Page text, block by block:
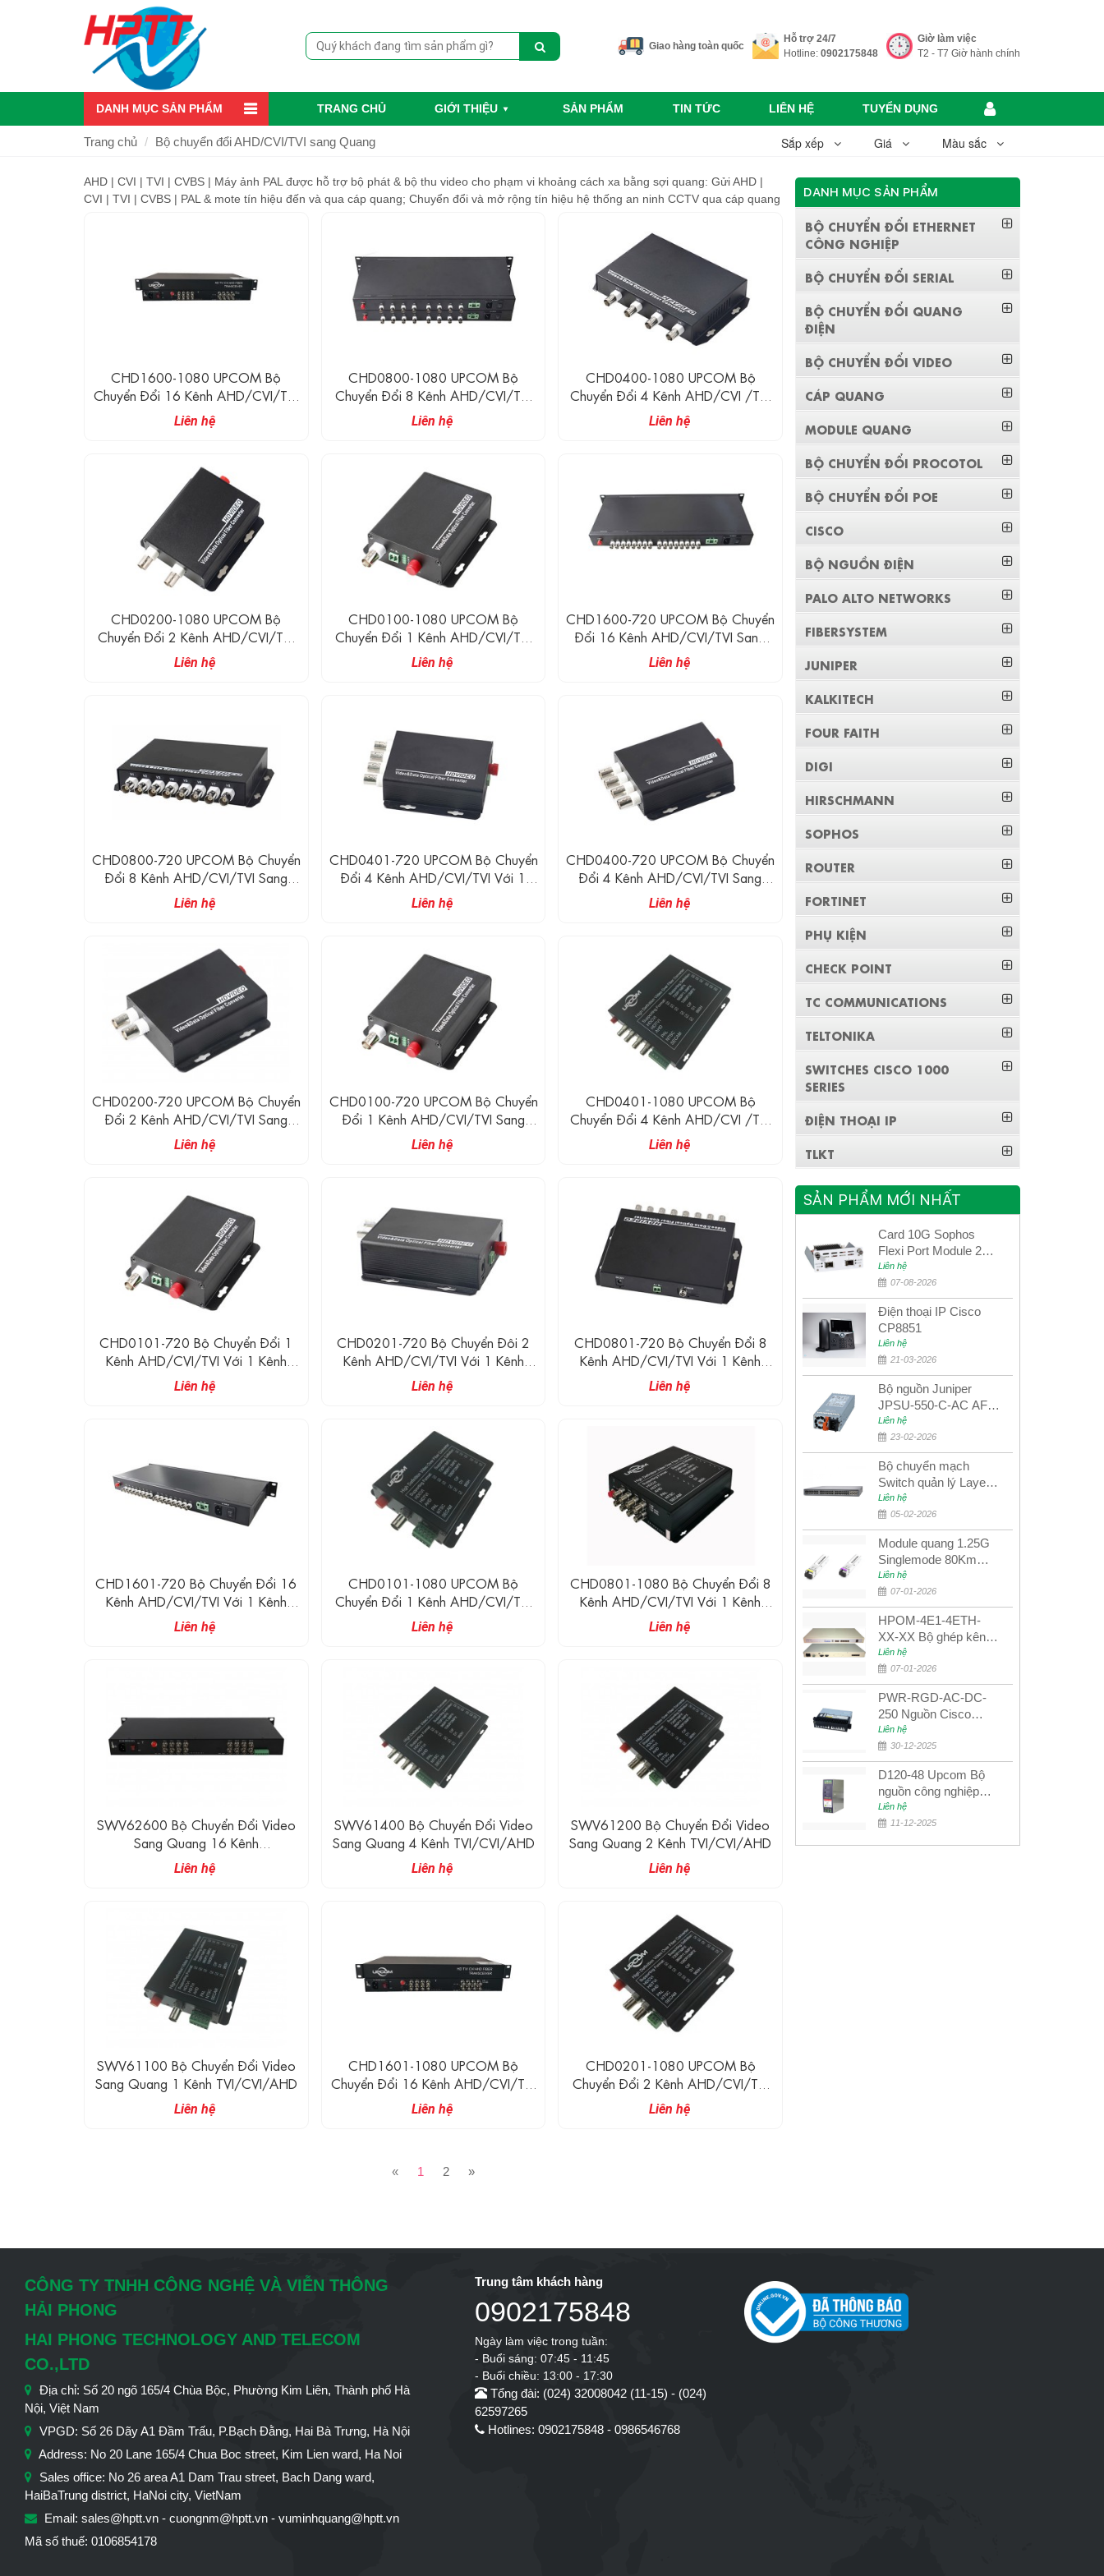
Giao hàng toàn quốc
Hỗ trợ 24/7
Hotline: 0902175848
Giờ làm việc
T2 - T7 Giờ hành chính
DANH MỤC SẢN PHẨM TRANG CHỦ GIỚI THIỆU SẢN PHẨM TIN TỨC LIÊN HỆ TUYỂN DỤNG
Trang chủ Bộ chuyển đổi AHD/CVI/TVI sang Quang Sắp xếp Giá Màu sắc
AHD | CVI | TVI | CVBS | Máy ảnh PAL được hỗ trợ bộ phát & bộ thu video cho phạm vi khoảng cách xa bằng sợi quang: Gửi AHD |
CVI | TVI | CVBS | PAL & mote tín hiệu đến và qua cáp quang; Chuyển đổi và mở rộng tín hiệu hệ thống an ninh CCTV qua cáp quang
CHD1600-1080 UPCOM Bộ
Chuyển Đổi 16 Kênh AHD/CVI/TVI
Sang Quang (1080P)
Liên hệ
CHD0800-1080 UPCOM Bộ
Chuyển Đổi 8 Kênh AHD/CVI/TVI
Sang Quang (1080P)
Liên hệ
CHD0400-1080 UPCOM Bộ
Chuyển Đổi 4 Kênh AHD/CVI /TVI
Sang Quang (1080P)
Liên hệ
CHD0200-1080 UPCOM Bộ
Chuyển Đổi 2 Kênh AHD/CVI/TVI
Sang Quang (1080P)
Liên hệ
CHD0100-1080 UPCOM Bộ
Chuyển Đổi 1 Kênh AHD/CVI/TVI
Sang Quang (1080P)
Liên hệ
CHD1600-720 UPCOM Bộ Chuyển
Đổi 16 Kênh AHD/CVI/TVI Sang
Sợi Quang (720P)
Liên hệ
CHD0800-720 UPCOM Bộ Chuyển
Đổi 8 Kênh AHD/CVI/TVI Sang
Quang (720P)
Liên hệ
CHD0401-720 UPCOM Bộ Chuyển
Đổi 4 Kênh AHD/CVI/TVI Với 1
Kênh Reverse RS485 Data Sang
Quang (720P)
Liên hệ
CHD0400-720 UPCOM Bộ Chuyển
Đổi 4 Kênh AHD/CVI/TVI Sang
Quang (720P)
Liên hệ
CHD0200-720 UPCOM Bộ Chuyển
Đổi 2 Kênh AHD/CVI/TVI Sang
Quang (720P)
Liên hệ
CHD0100-720 UPCOM Bộ Chuyển
Đổi 1 Kênh AHD/CVI/TVI Sang
Quang (720P)
Liên hệ
CHD0401-1080 UPCOM Bộ
Chuyển Đổi 4 Kênh AHD/CVI /TVI
Với 1 Kênh Reverse RS485 Data
Sang Quang (1080P)
Liên hệ
CHD0101-720 Bộ Chuyển Đổi 1
Kênh AHD/CVI/TVI Với 1 Kênh
Reverse RS485 Chuyển Đổi Dữ Liệu
Sang Quang (720P)
Liên hệ
CHD0201-720 Bộ Chuyển Đôi 2
Kênh AHD/CVI/TVI Với 1 Kênh
Reverse RS485 Chuyển Đổi Dữ Liệu
Sang Quang (720P)
Liên hệ
CHD0801-720 Bộ Chuyển Đổi 8
Kênh AHD/CVI/TVI Với 1 Kênh
Reverse RS485 Chuyển Đổi Dữ Liệu
Sang Quang (720P)
Liên hệ
CHD1601-720 Bộ Chuyển Đổi 16
Kênh AHD/CVI/TVI Với 1 Kênh
Reverse RS485 Chuyển Đổi Dữ Liệu
Sang Quang (720P)
Liên hệ
CHD0101-1080 UPCOM Bộ
Chuyển Đổi 1 Kênh AHD/CVI/TVI
Với 1 Kênh Reverse RS485 Chuyển
Đổi Dữ Liệu Sang Quang (1080P)
Liên hệ
CHD0801-1080 Bộ Chuyển Đổi 8
Kênh AHD/CVI/TVI Với 1 Kênh
Reverse RS485 Chuyển Đổi Dữ Liệu
Sang Quang (1080P)
Liên hệ
SWV62600 Bộ Chuyển Đổi Video
Sang Quang 16 Kênh
TVI/CVI/AHD
Liên hệ
SWV61400 Bộ Chuyển Đổi Video
Sang Quang 4 Kênh TVI/CVI/AHD
Liên hệ
SWV61200 Bộ Chuyển Đổi Video
Sang Quang 2 Kênh TVI/CVI/AHD
Liên hệ
SWV61100 Bộ Chuyển Đổi Video
Sang Quang 1 Kênh TVI/CVI/AHD
Liên hệ
CHD1601-1080 UPCOM Bộ
Chuyển Đổi 16 Kênh AHD/CVI/TVI
Sang Quang (1080P) Với 1 Kênh
RS485 Data
Liên hệ
CHD0201-1080 UPCOM Bộ
Chuyển Đổi 2 Kênh AHD/CVI/TVI
Sang Quang (1080P) Với 1 Kênh
RS485 Data
Liên hệ
« 1 2 »
DANH MỤC SẢN PHẨM
BỘ CHUYỂN ĐỔI ETHERNET
CÔNG NGHIỆP
BỘ CHUYỂN ĐỔI SERIAL
BỘ CHUYỂN ĐỔI QUANG
ĐIỆN
BỘ CHUYỂN ĐỔI VIDEO
CÁP QUANG
MODULE QUANG
BỘ CHUYỂN ĐỔI PROCOTOL
BỘ CHUYỂN ĐỔI POE
CISCO
BỘ NGUỒN ĐIỆN
PALO ALTO NETWORKS
FIBERSYSTEM
JUNIPER
KALKITECH
FOUR FAITH
DIGI
HIRSCHMANN
SOPHOS
ROUTER
FORTINET
PHỤ KIỆN
CHECK POINT
TC COMMUNICATIONS
TELTONIKA
SWITCHES CISCO 1000
SERIES
ĐIỆN THOẠI IP
TLKT
SẢN PHẨM MỚI NHẤT
Card 10G Sophos
Flexi Port Module 2
port 10GbE SFP+
SGMOD2F2PUR
2port 10GbE SFP+
Liên hệ
07-08-2026
Điện thoại IP Cisco
CP8851
Liên hệ
21-03-2026
Bộ nguồn Juniper
JPSU-550-C-AC AFO
nguồn AC công suất
550W dùng cho dòng
switch Juniper
Networks EX4400
Liên hệ
23-02-2026
Bộ chuyển mạch
Switch quản lý Layer 3
Juniper QFX5100-48S
Liên hệ
05-02-2026
Module quang 1.25G
Singlemode 80Km
UPCOM MWS-12-45-
80AD/MWS-12-54-
80BD
Liên hệ
07-01-2026
HPOM-4E1-4ETH-
XX-XX Bộ ghép kênh
quang quản lý SDH
4E1+4ETH+RS232
Liên hệ
07-01-2026
PWR-RGD-AC-DC-
250 Nguồn Cisco
Industrial 250W
PoE/PoE+
Liên hệ
30-12-2025
D120-48 Upcom Bộ
nguồn công nghiệp
đầu ra đơn 120W
48VDC
Liên hệ
11-12-2025
CÔNG TY TNHH CÔNG NGHỆ VÀ VIỄN THÔNG
HẢI PHONG
HAI PHONG TECHNOLOGY AND TELECOM
CO.,LTD
Địa chỉ: Số 20 ngõ 165/4 Chùa Bộc, Phường Kim Liên, Thành phố Hà
Nội, Việt Nam
VPGD: Số 26 Dãy A1 Đầm Trấu, P.Bạch Đằng, Hai Bà Trưng, Hà Nội
Address: No 20 Lane 165/4 Chua Boc street, Kim Lien ward, Ha Noi
Sales office: No 26 area A1 Dam Trau street, Bach Dang ward,
HaiBaTrung district, HaNoi city, VietNam
Email: sales@hptt.vn - cuongnm@hptt.vn - vuminhquang@hptt.vn
Mã số thuế: 0106854178
Trung tâm khách hàng
0902175848
Ngày làm việc trong tuần:
- Buổi sáng: 07:45 - 11:45
- Buổi chiều: 13:00 - 17:30
Tổng đài: (024) 32008042 (11-15) - (024)
62597265
Hotlines: 0902175848 - 0986546768